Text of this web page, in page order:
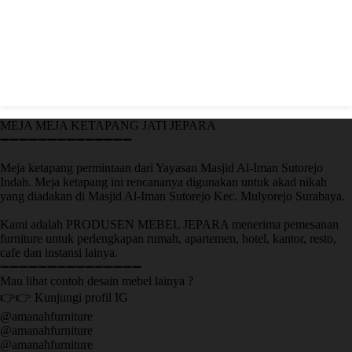
MEJA MEJA KETAPANG JATI JEPARA
➖➖➖➖➖➖➖➖➖➖➖➖➖➖
Meja ketapang permintaan dari Yayasan Masjid Al-Iman Sutorejo
Indah. Meja ketapang ini rencananya digunakan untuk akad nikah
yang diadakan di Masjid Al-Iman Sutorejo Kec. Mulyorejo Surabaya.
Kami adalah PRODUSEN MEBEL JEPARA menerima pemesanan
furniture untuk perlengkapan rumah, apartemen, hotel, kantor, resto,
cafe dan instansi lainya.
➖➖➖➖➖➖➖➖➖➖➖➖➖➖➖
Mau lihat contoh desain mebel lainya ?
👉👉 Kunjungi profil IG
@amanahfurniture
@amanahfurniture
@amanahfurniture